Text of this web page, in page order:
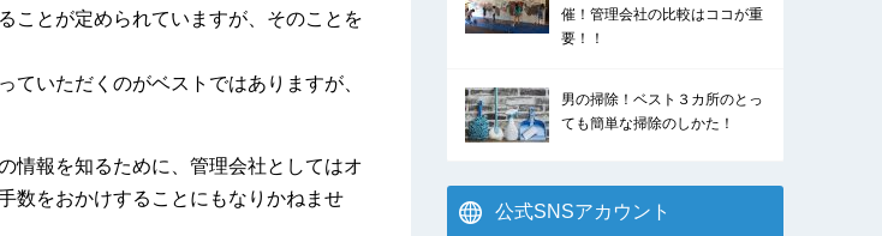
ことが定められていますが、そのことを
いただくのがベストではありますが、
情報を知るために、管理会社としてはオ
数をおかけすることにもなりかねませ
催！管理会社の比較はココが重
要！！
男の掃除！ベスト３カ所のとっ
ても簡単な掃除のしかた！
公式SNSアカウント